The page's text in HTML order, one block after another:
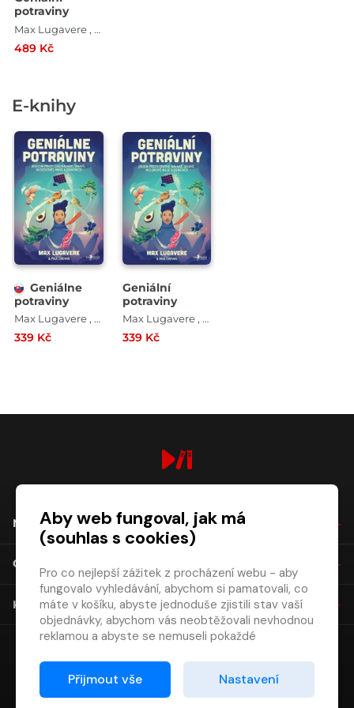
potraviny
Max Lugavere , Paul Grewal
489 Kč
E-knihy
Geniálne
potraviny
Max Lugavere , Paul Grewal
339 Kč
Geniální
potraviny
Max Lugavere , Paul Grewal
339 Kč
NÁKUP
O SPOLEČNOSTI
KONTAKT
Aby web fungoval, jak má
(souhlas s cookies)
Pro co nejlepší zážitek z procházení webu - aby
fungovalo vyhledávání, abychom si pamatovali, co
máte v košíku, abyste jednoduše zjistili stav vaší
objednávky, abychom vás neobtěžovali nevhodnou
reklamou a abyste se nemuseli pokaždé
Proto od vás potřebujeme souhlas se
zpracováním souborů cookies
Přijmout vše Nastavení